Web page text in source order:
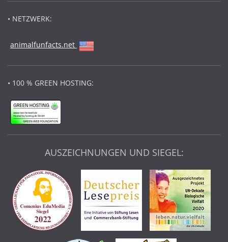
• NETZWERK:
animalfunfacts.net
• 100 % GREEN HOSTING:
AUSZEICHNUNGEN UND SIEGEL: